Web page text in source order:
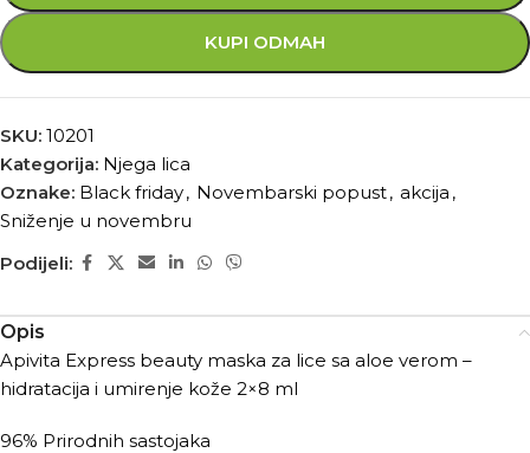
KUPI ODMAH
SKU: 10201
Kategorija: Njega lica
Oznake: Black friday, Novembarski popust, akcija ,
Sniženje u novembru
Podijeli:
Opis
Apivita Express beauty maska za lice sa aloe verom –
hidratacija i umirenje kože 2×8 ml
96% Prirodnih sastojaka